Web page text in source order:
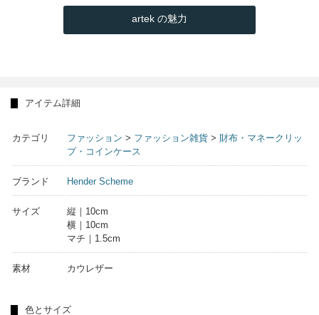
artek の魅力
アイテム詳細
カテゴリ ファッション > ファッション雑貨 > 財布・マネークリッ
プ・コインケース
ブランド Hender Scheme
サイズ
縦｜10cm
横｜10cm
マチ｜1.5cm
素材 カウレザー
色とサイズ